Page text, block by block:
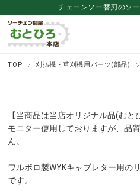
チェーンソー替刃のソ
TOP 刈払機・草刈機用パーツ(部品)
【当商品は当店オリジナル品(むと
モニター使用しておりますが、品
ん。
ワルボロ製WYKキャブレター用の
です。